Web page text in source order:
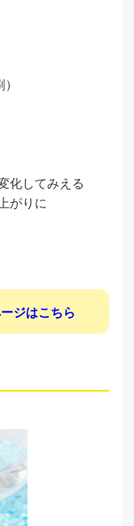
化してみえる
がりに
ジはこちら